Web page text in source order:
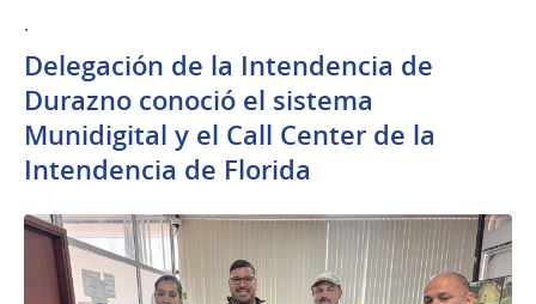
.
Delegación de la Intendencia de
Durazno conoció el sistema
Munidigital y el Call Center de la
Intendencia de Florida